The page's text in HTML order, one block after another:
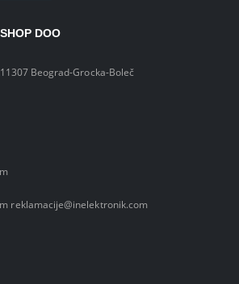
DOO
Beograd-Grocka-Boleč
reklamacije@inelektronik.com